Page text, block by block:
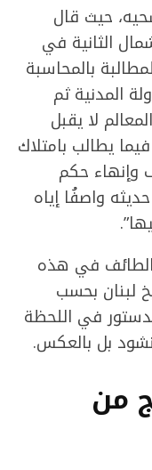
حيث قال
الثانية في
بالمحاسبة
المدنيةثم
لا يقبل
يطالب بامتلاك
وإنهاء حكم
واصفُا إياه
في هذه
لبنان بحسب
في اللحظة
بل بالعكس.
من